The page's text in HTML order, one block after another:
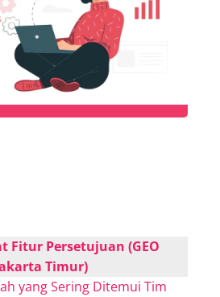
Fitur Persetujuan (GEO
Timur)
yang Sering Ditemui Tim